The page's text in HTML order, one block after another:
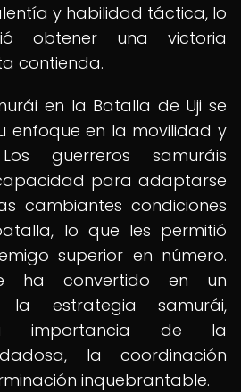
y habilidad táctica, lo
obtener una victoria
contienda.
en la Batalla de Uji se
enfoque en la movilidad y
guerreros samuráis
para adaptarse
cambiantes condiciones
lo que les permitió
superior en número.
ha convertido en un
estrategia samurái,
importancia de la
la coordinación
inquebrantable.